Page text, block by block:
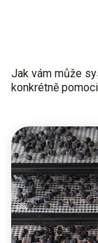
Jak vám může
konkrétně